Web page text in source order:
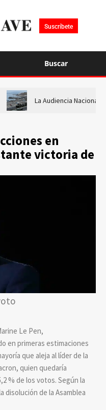
Suscríbete
Buscar
La Audiencia Nacional
en
victoria de
Le Pen,
en primeras estimaciones
que aleja al líder de la
quien quedaría
% de los votos. Según la
disolución de la Asamblea